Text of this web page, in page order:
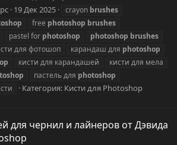
19 Дек 2025 crayon brushes
free photoshop brushes
pastel for photoshop photoshop brushes
для фотошоп
карандаш для photoshop
кисти для карандашей
кисти для мела
пастель для photoshop
Категория: Кисти для Photoshop
для чернил и лайнеров от Дэвида